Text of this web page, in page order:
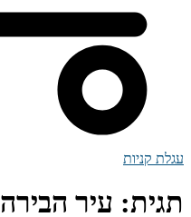
עגלת קניות
תגית: עיר הבירה